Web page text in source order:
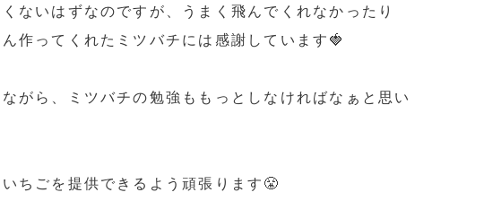
ないはずなのですが、うまく飛んでくれなかったり
作ってくれたミツバチには感謝しています🍓
がら、ミツバチの勉強ももっとしなければなぁと思い
ちごを提供できるよう頑張ります😤